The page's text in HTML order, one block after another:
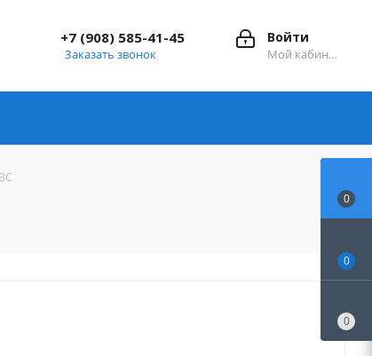
Войти
Мой кабинет
+7 (908) 585-41-45
Заказать звонок
0
0
0